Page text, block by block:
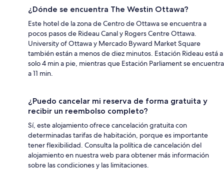
¿Dónde se encuentra The Westin Ottawa?
Este hotel de la zona de Centro de Ottawa se encuentra a
pocos pasos de Rideau Canal y Rogers Centre Ottawa.
University of Ottawa y Mercado Byward Market Square
también están a menos de diez minutos. Estación Rideau está a
solo 4 min a pie, mientras que Estación Parliament se encuentra
a 11 min.
¿Puedo cancelar mi reserva de forma gratuita y
recibir un reembolso completo?
Sí, este alojamiento ofrece cancelación gratuita con
determinadas tarifas de habitación, porque es importante
tener flexibilidad. Consulta la política de cancelación del
alojamiento en nuestra web para obtener más información
sobre las condiciones y las limitaciones.